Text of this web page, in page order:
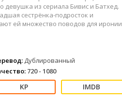
Спорт
Триллеры
Фэнтези
2022
2021
СССР
Фильмы из соцетей
девушка из сериала Бивис и Батхед.
сестрёнка-подросток и
ей множество поводов для иронии
Дублированный
720 - 1080